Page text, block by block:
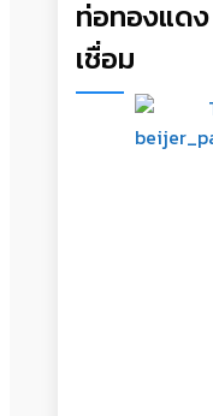
ท่อทองแด
เชื่อม